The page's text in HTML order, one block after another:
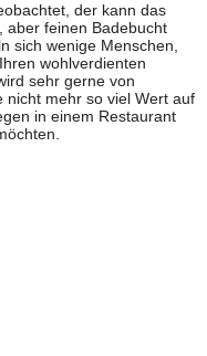
der kann das
aber feinen Badebucht
sich wenige Menschen,
wohlverdienten
sehr gerne von
nicht mehr so viel Wert auf
in einem Restaurant